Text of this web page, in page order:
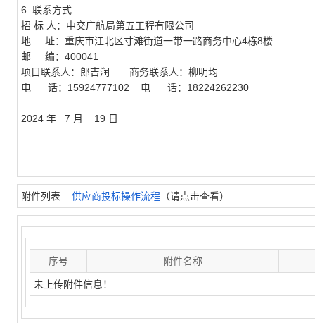
6. 联系方式
招 标 人：中交广航局第五工程有限公司
地 址：重庆市江北区寸滩街道一带一路商务中心4栋8楼
邮 编：400041
项目联系人：郎吉润
商务联系人：柳明均
电 话：15924777102
电 话：18224262230
2024 年 7 月 19 日
附件列表 供应商投标操作流程 （请点击查看）
序号 附件名称
未上传附件信息！